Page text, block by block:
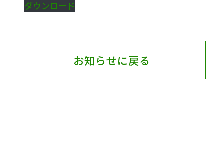
ダウンロード
お知らせに戻る